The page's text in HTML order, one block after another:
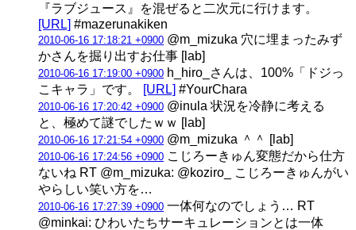
『ラブジュース』を混ぜると二次元に行けます。
[URL] #mazerunakiken
2010-06-16 17:18:21 +0900 @m_mizuka 穴に埋まったみず
かさんを掘り出すお仕事 [lab]
2010-06-16 17:19:00 +0900 h_hiro_さんは、100%「ドジっ
こキャラ」です。
[URL] #YourChara
2010-06-16 17:20:42 +0900 @inula 状況を冷静に考える
と、極めて謎でしたｗｗ [lab]
2010-06-16 17:21:54 +0900 @m_mizuka ＾＾ [lab]
2010-06-16 17:24:56 +0900 こじろーきゅん変態だから仕方
ないね RT @m_mizuka: @koziro_ こじろーきゅんがい
やらしい笑い方を…
2010-06-16 17:27:39 +0900 一体何なのでしょう… RT
@minkai: ひわいたちサーキュレーションとは一体